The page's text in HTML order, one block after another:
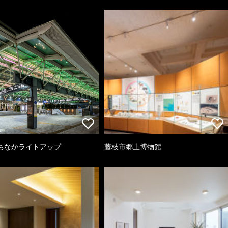
なかライトアップ 藤枝市郷土博物館